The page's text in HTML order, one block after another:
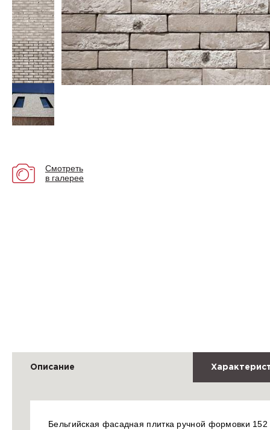
Смотреть
в галерее
Описание
Бельгийская фасадная плитка ручной формовки